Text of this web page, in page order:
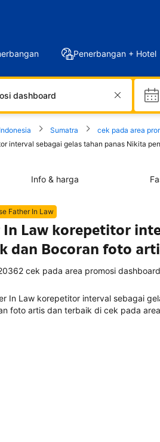
Penerbangan + Hotel
Indonesia Sumatra
cek pada area
interval sebagai gelas tahan panas Nikita
Info & harga
Father In Law
In Law korepetitor
dan Bocoran foto
cek pada area promosi